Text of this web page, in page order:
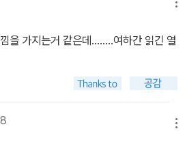
을 가지는거 같은데........여하간 읽긴 열